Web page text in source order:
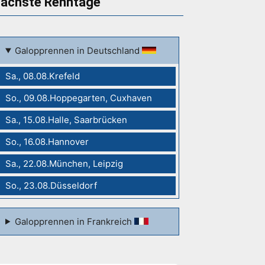
Galopprennen in Deutschland
Sa., 08.08.Krefeld
So., 09.08.Hoppegarten, Cuxhaven
Sa., 15.08.Halle, Saarbrücken
So., 16.08.Hannover
Sa., 22.08.München, Leipzig
So., 23.08.Düsseldorf
Galopprennen in Frankreich